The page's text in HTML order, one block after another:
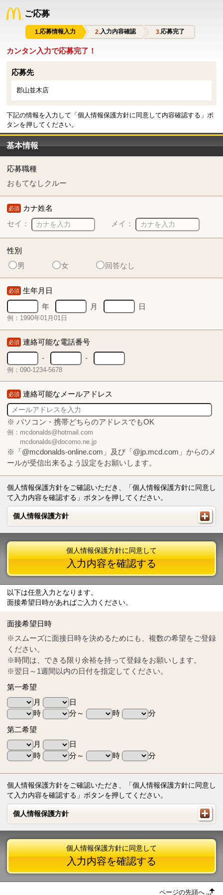
ご応募
応募情報入力 入力内容確認 応募完了
カンタン入力で応募完了！
応募先
郡山並木店
下記の情報を入力して「個人情報保護方針に同意して内容確認する」ボ
タンを押してください。
基本情報
応募職種
おもてなしクルー
必須 カナ姓名
セイ：
メイ：
性別
男
女 回答なし
必須 生年月日
年
月 日
例：1990年01月01日
必須 連絡可能な電話番号
-
-
例：090-1234-5678
必須 連絡可能なメールアドレス
※ パソコン・携帯どちらのアドレスでもOK
例：mcdonalds@hotmail.com
mcdonalds@docomo.ne.jp
※「@mcdonalds-online.com」及び「@jp.mcd.com」からのメ
ールが受信出来るよう設定をお願いします。
個人情報保護方針をご確認いただき、「個人情報保護方針に同意し
て入力内容を確認する」ボタンを押してください。
個人情報保護方針
個人情報保護方針
Tel
0570-55-0314
個人情報保護方針に同意して
入力内容を確認する
以下は任意入力となります。
面接希望日時があればご入力ください。
面接希望日時
※スムーズに面接日時を決めるためにも、複数の希望をご登録
ください。
※時間は、できる限り余裕を持って登録をお願いします。
※翌日～1週間以内の日付を指定してください。
第一希望
月
日
時
分～ 時
分
第二希望
月
日
時
分～ 時 分
個人情報保護方針をご確認いただき、「個人情報保護方針に同意し
て入力内容を確認する」ボタンを押してください。
個人情報保護方針
個人情報保護方針
個人情報保護方針に同意して
入力内容を確認する
ページの先頭へ